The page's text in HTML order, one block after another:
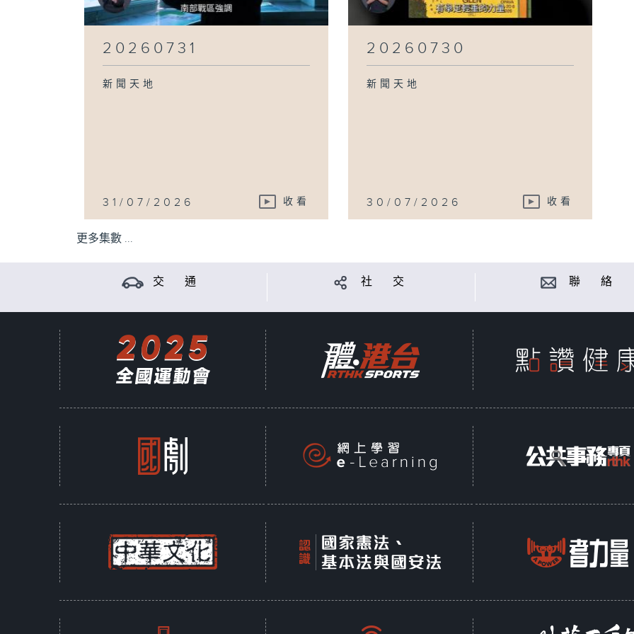
20260731
新聞天地
31/07/2026 收看
20260730
新聞天地
30/07/2026 收看
更多集數 ...
交 通 社 交 聯 絡